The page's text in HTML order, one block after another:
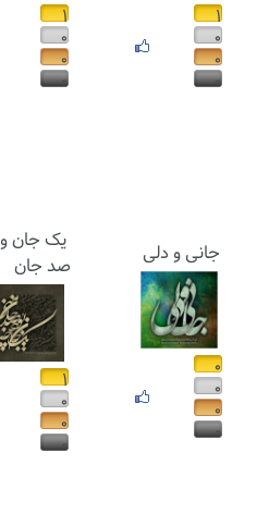
۱
۰
۰
۰
۱
۰
۰
۰
جانی و دلی
۰
۰
۰
۰
یک جان و
صد جان
۱
۰
۰
۰